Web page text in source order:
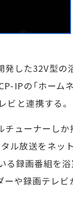
発した32V型
IPの「ホーム
と連携する。
ューナーしか
ル放送をネッ
る録画番組を
や録画テレビ